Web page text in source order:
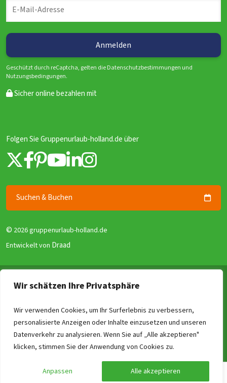
Wir schätzen Ihre Privatsphäre
Wir verwenden Cookies, um Ihr Surferlebnis zu verbessern,
personalisierte Anzeigen oder Inhalte einzusetzen und unseren
Datenverkehr zu analysieren. Wenn Sie auf „Alle akzeptieren"
klicken, stimmen Sie der Anwendung von Cookies zu.
Anpassen Alle akzeptieren
Preis berechnen
Geschützt durch reCaptcha, gelten die Datenschutzbestimmungen und
Nutzungsbedingungen.
Sicher online bezahlen mit
Folgen Sie Gruppenurlaub-holland.de über
Suchen & Buchen
© 2026 gruppenurlaub-holland.de
Entwickelt von Draad
Garantie für Gruppenunterkünfte (GGG)
Disclaimer
Reviewrichtlinien
Löschen Vergleichen